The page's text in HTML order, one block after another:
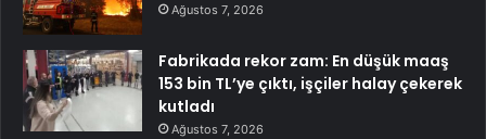
Ağustos 7, 2026
Fabrikada rekor zam: En düşük maaş
153 bin TL’ye çıktı, işçiler halay çekerek
kutladı
Ağustos 7, 2026